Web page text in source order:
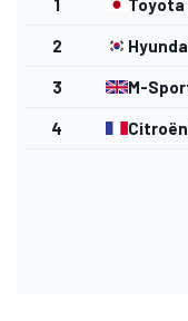
1 Toyota
2
3 M-
4